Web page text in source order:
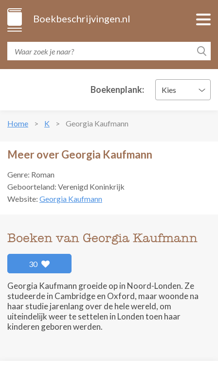
Boekbeschrijvingen.nl
Boekenplank: Kies
Home K Georgia Kaufmann
Meer over Georgia Kaufmann
Genre: Roman
Geboorteland: Verenigd Koninkrijk
Website: Georgia Kaufmann
Boeken van Georgia Kaufmann
30
Georgia Kaufmann groeide op in Noord-Londen. Ze
studeerde in Cambridge en Oxford, maar woonde na
haar studie jarenlang over de hele wereld, om
uiteindelijk weer te settelen in Londen toen haar
kinderen geboren werden.